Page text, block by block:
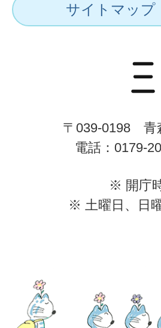
サイトマップ
〒039-0198 青
電話：0179-
※ 開庁
※ 土曜日、日